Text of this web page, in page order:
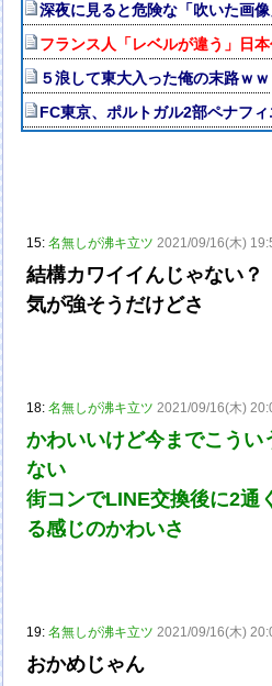
深夜に見ると危険な「吹いた画
フランス人「レベルが違う」日
５浪して東大入った俺の末路ｗｗ
FC東京、ポルトガル2部ペナフ
15:名無しが沸キ立ツ 2021/09/16(木)
結構カワイイんじゃない？
気が強そうだけどさ
18:名無しが沸キ立ツ 2021/09/16(木)
かわいいけど今までこうい
ない
街コンでLINE交換後に2通
る感じのかわいさ
19:名無しが沸キ立ツ 2021/09/16(木)
おかめじゃん